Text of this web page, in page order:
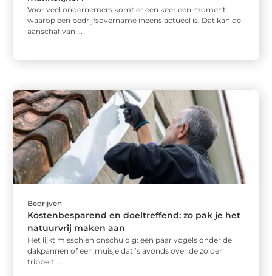
Voor veel ondernemers komt er een keer een moment
waarop een bedrijfsovername ineens actueel is. Dat kan de
aanschaf van ...
Bedrijven
Kostenbesparend en doeltreffend: zo pak je het
natuurvrij maken aan
Het lijkt misschien onschuldig: een paar vogels onder de
dakpannen of een muisje dat ’s avonds over de zolder
trippelt. ...